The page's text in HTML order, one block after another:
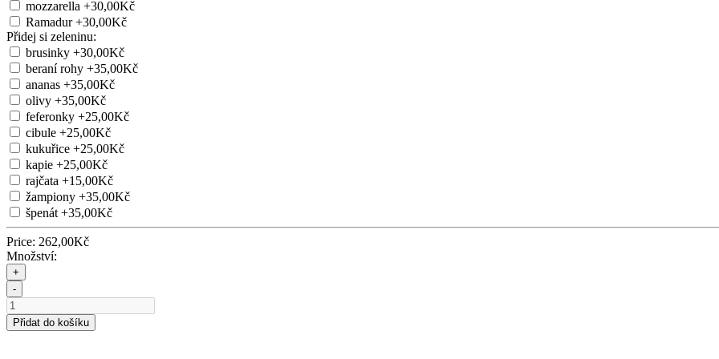
mozzarella +30,00Kč
Ramadur +30,00Kč
Přidej si zeleninu:
brusinky +30,00Kč
beraní rohy +35,00Kč
ananas +35,00Kč
olivy +35,00Kč
feferonky +25,00Kč
cibule +25,00Kč
kukuřice +25,00Kč
kapie +25,00Kč
rajčata +15,00Kč
žampiony +35,00Kč
špenát +35,00Kč
Price: 262,00Kč
Množství:
+
-
Přidat do košíku